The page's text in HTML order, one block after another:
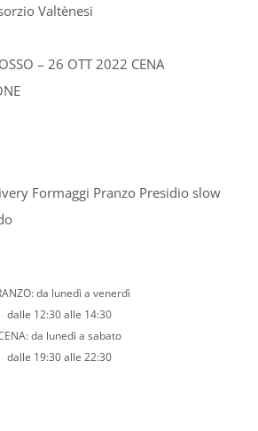
Valtènesi
– 26 OTT 2022 CENA
Formaggi Pranzo Presidio slow
da lunedì a venerdì
dalle 12:30 alle 14:30
da lunedì a sabato
dalle 19:30 alle 22:30